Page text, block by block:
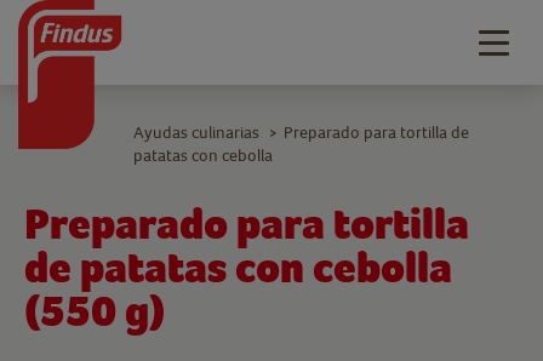
Preparado para tortilla
de patatas con cebolla
(550 g)
Ayudas culinarias > Preparado para tortilla de
patatas con cebolla